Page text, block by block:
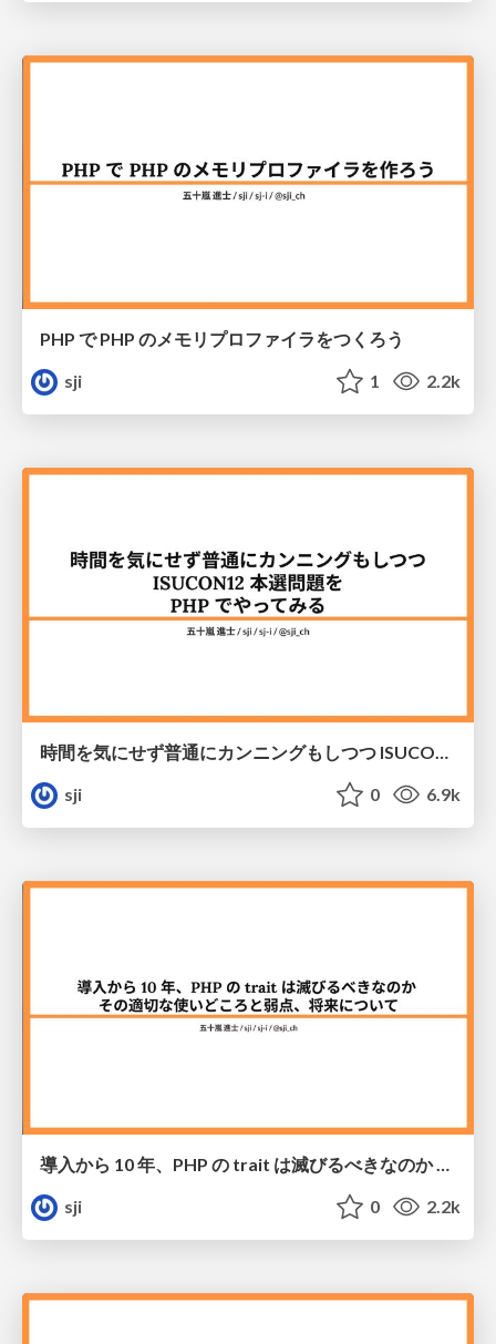
PHP で PHP のメモリプロファイラをつくろう
sji
1 2.2k
時間を気にせず普通にカンニングもしつつ ISUCON12 本選問題を PHP でやってみる
sji
0 6.9k
導⼊から 10 年、PHP の trait は滅びるべきなのか その適切な使いどころと弱点、将来について
sji
0 2.2k